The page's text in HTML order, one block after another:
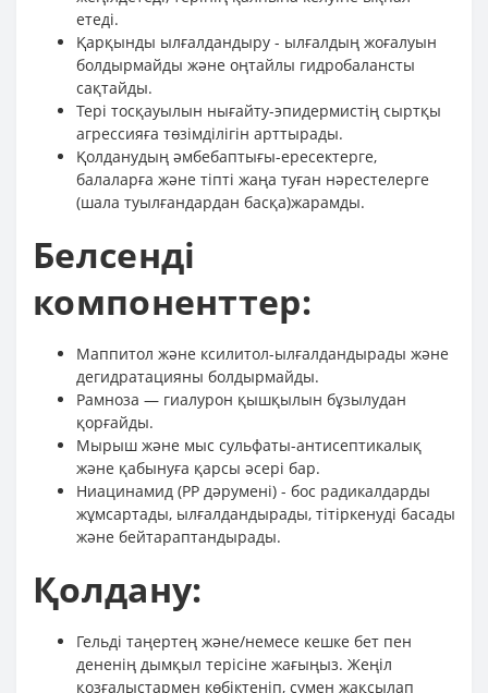
етеді.
Қарқынды ылғалдандыру - ылғалдың жоғалуын
болдырмайды және оңтайлы гидробалансты
сақтайды.
Тері тосқауылын нығайту-эпидермистің сыртқы
агрессияға төзімділігін арттырады.
Қолданудың әмбебаптығы-ересектерге,
балаларға және тіпті жаңа туған нәрестелерге
(шала туылғандардан басқа)жарамды.
Белсенді
компоненттер:
Маппитол және ксилитол-ылғалдандырады және
дегидратацияны болдырмайды.
Рамноза — гиалурон қышқылын бұзылудан
қорғайды.
Мырыш және мыс сульфаты-антисептикалық
және қабынуға қарсы әсері бар.
Ниацинамид (PP дәрумені) - бос радикалдарды
жұмсартады, ылғалдандырады, тітіркенуді басады
және бейтараптандырады.
Қолдану:
Гельді таңертең және/немесе кешке бет пен
дененің дымқыл терісіне жағыңыз. Жеңіл
қозғалыстармен көбіктеніп, сумен жақсылап